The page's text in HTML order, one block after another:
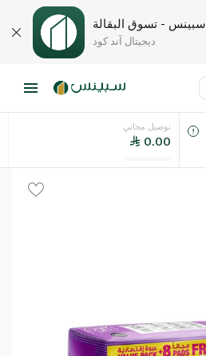
سبينس - تسوق البقالة
ديجيتال آند كود
اللغةتوصيل مجاني
0.00